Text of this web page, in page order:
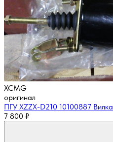
XCMG
оригинал
ПГУ XZZX-D210 10100887 Вилка
7 800 ₽